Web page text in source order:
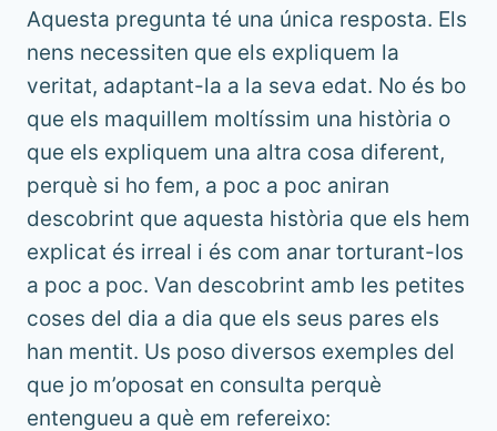
Aquesta pregunta té una única resposta. Els
nens necessiten que els expliquem la
veritat, adaptant-la a la seva edat. No és bo
que els maquillem moltíssim una història o
que els expliquem una altra cosa diferent,
perquè si ho fem, a poc a poc aniran
descobrint que aquesta història que els hem
explicat és irreal i és com anar torturant-los
a poc a poc. Van descobrint amb les petites
coses del dia a dia que els seus pares els
han mentit. Us poso diversos exemples del
que jo m’oposat en consulta perquè
entengueu a què em refereixo: